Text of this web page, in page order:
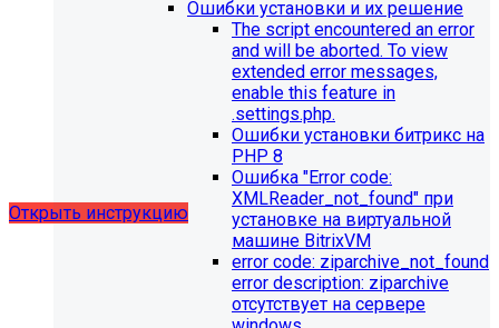
Обновления в разделе
"Педагогический состав"
Для готовых решений, использующих модуль SIMAI-
SF4: Сведения об образовательной организации
выпущено обновление 1.14.11, согласно которому в
разделе "Педагогический состав"
можно разместить документ и скрыть таблицы.
Открыть инструкцию
Ошибки установки и их решение
The script encountered an error
and will be aborted. To view
extended error messages,
enable this feature in
.settings.php.
Ошибки установки битрикс на
PHP 8
Ошибка "Error сode:
XMLReader_not_found" при
установке на виртуальной
машине BitrixVM
error сode: ziparchive_not_found
error description: ziparchive
отсутствует на сервере